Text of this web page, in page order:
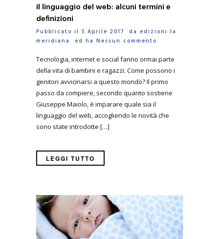
Il linguaggio del web: alcuni termini e
definizioni
Pubblicato il 5 Aprile 2017 da edizioni la
meridiana
ed ha Nessun commento
Tecnologia, internet e social fanno ormai parte
della vita di bambini e ragazzi. Come possono i
genitori avvicinarsi a questo mondo? Il primo
passo da compiere, secondo quanto sostiene
Giuseppe Maiolo, è imparare quale sia il
linguaggio del web, accogliendo le novità che
sono state introdotte […]
LEGGI TUTTO